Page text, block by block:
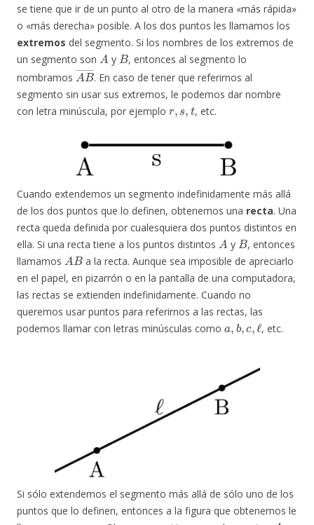
se tiene que ir de un punto al otro de la manera «más rápida»
o «más derecha» posible. A los dos puntos les llamamos los
extremos del segmento. Si los nombres de los extremos de
un segmento son
A
y
B
, entonces al segmento lo
nombramos
AB―
. En caso de tener que referirnos al
segmento sin usar sus extremos, le podemos dar nombre
con letra minúscula, por ejemplo
r,s,t
, etc.
Cuando extendemos un segmento indefinidamente más allá
de los dos puntos que lo definen, obtenemos una recta. Una
recta queda definida por cualesquiera dos puntos distintos en
ella. Si una recta tiene a los puntos distintos
A
y
B
, entonces
llamamos
AB
a la recta. Aunque sea imposible de apreciarlo
en el papel, en pizarrón o en la pantalla de una computadora,
las rectas se extienden indefinidamente. Cuando no
queremos usar puntos para referirnos a las rectas, las
podemos llamar con letras minúsculas como
a,b,c ,ℓ
, etc.
Si sólo extendemos el segmento más allá de sólo uno de los
puntos que lo definen, entonces a la figura que obtenemos le
A